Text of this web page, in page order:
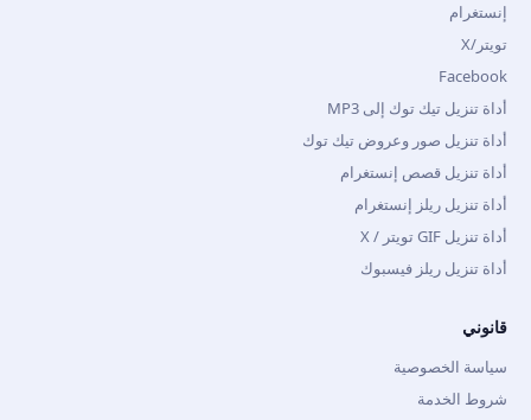
إنستغرام
تويتر/X
Facebook
أداة تنزيل تيك توك إلى MP3
أداة تنزيل صور وعروض تيك توك
أداة تنزيل قصص إنستغرام
أداة تنزيل ريلز إنستغرام
أداة تنزيل GIF تويتر / X
أداة تنزيل ريلز فيسبوك
قانوني
سياسة الخصوصية
شروط الخدمة